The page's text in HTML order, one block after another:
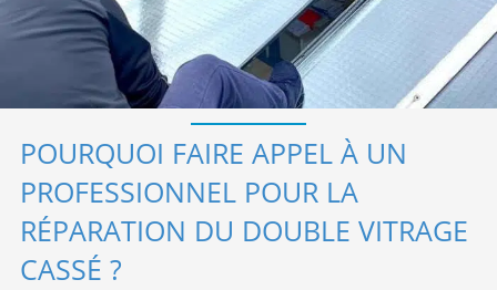
POURQUOI FAIRE APPEL À UN
PROFESSIONNEL POUR LA
RÉPARATION DU DOUBLE VITRAGE
CASSÉ ?